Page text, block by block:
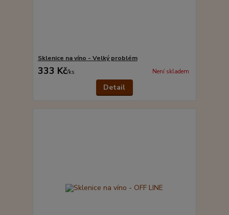
Sklenice na víno - Velký problém
333 Kč/ks Není skladem
Detail